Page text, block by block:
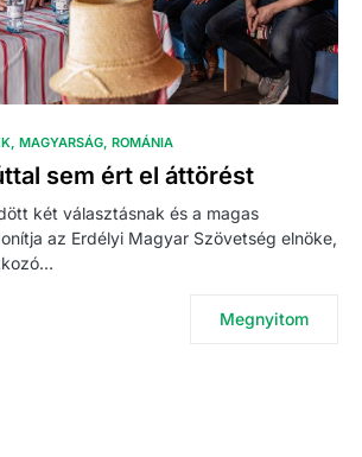
MAGYARSÁG ROMÁNIA
sem ért el áttörést
két választásnak és a magas
az Erdélyi Magyar Szövetség elnöke,
Megnyitom